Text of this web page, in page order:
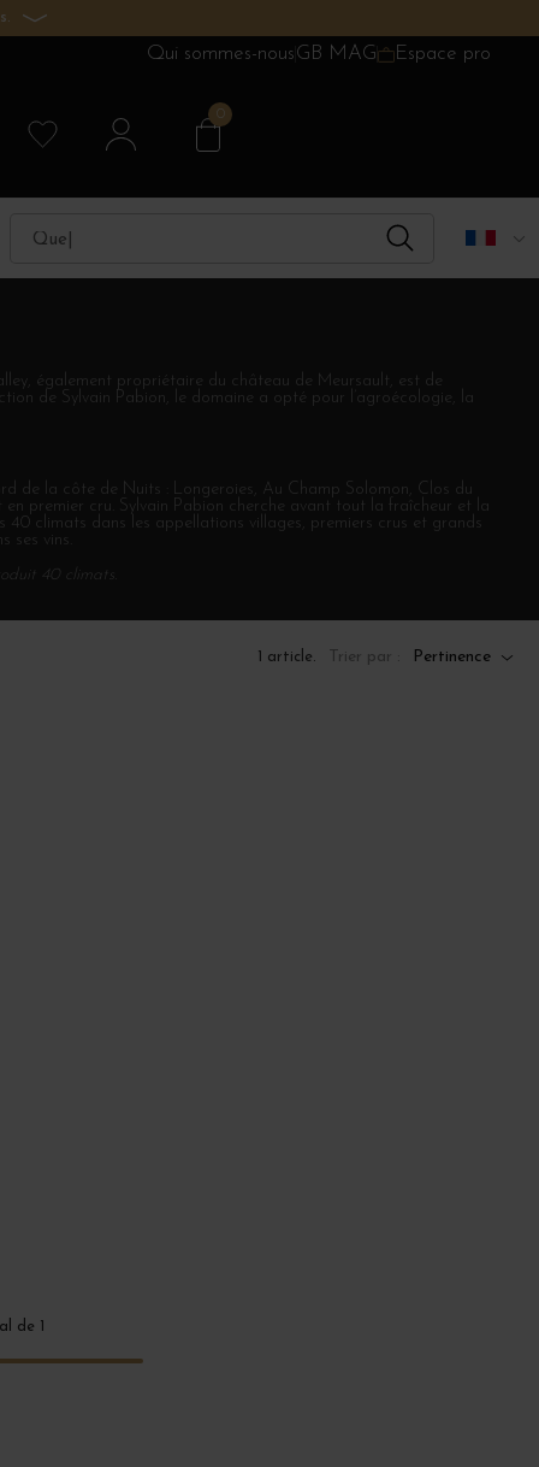
Qui sommes-nousGB MAG Espace pro
0
également propriétaire du château de Meursault, est de
de Sylvain Pabion, le domaine a opté pour l’agroécologie, la
de la côte de Nuits : Longeroies, Au Champ Solomon, Clos du
premier cru. Sylvain Pabion cherche avant tout la fraîcheur et la
40 climats dans les appellations villages, premiers crus et grands
ses vins.
40 climats.
Trier par : Pertinence
1 article.
de 1